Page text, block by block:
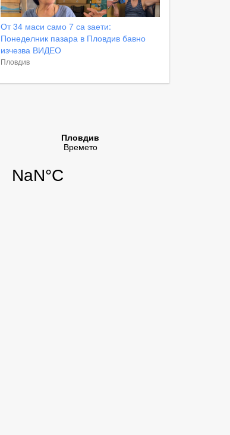
От 34 маси само 7 са заети:
Понеделник пазара в Пловдив бавно
изчезва ВИДЕО
Пловдив